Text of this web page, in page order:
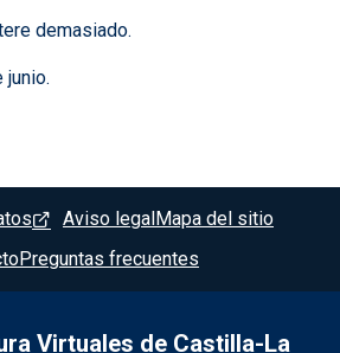
demasiado.
junio.
Aviso legal Mapa del sitio
Preguntas frecuentes
Virtuales de Castilla-La